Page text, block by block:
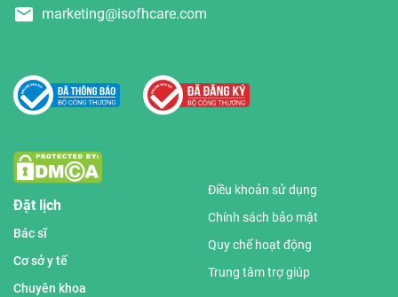
marketing@isofhcare.com
Đặt lịch
Bác sĩ
Cơ sở y tế
Chuyên khoa
Điều khoản sử dụng
Chính sách bảo mật
Quy chế hoạt động
Trung tâm trợ giúp